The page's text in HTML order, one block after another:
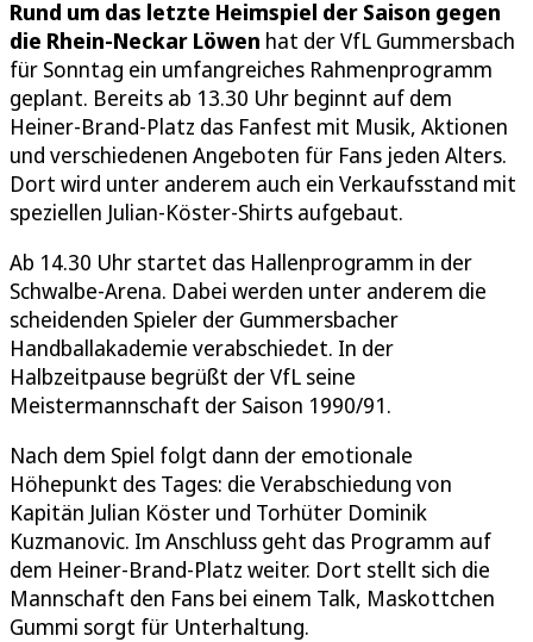
Rund um das letzte Heimspiel der Saison gegen
die Rhein-Neckar Löwen hat der VfL Gummersbach
für Sonntag ein umfangreiches Rahmenprogramm
geplant. Bereits ab 13.30 Uhr beginnt auf dem
Heiner-Brand-Platz das Fanfest mit Musik, Aktionen
und verschiedenen Angeboten für Fans jeden Alters.
Dort wird unter anderem auch ein Verkaufsstand mit
speziellen Julian-Köster-Shirts aufgebaut.
Ab 14.30 Uhr startet das Hallenprogramm in der
Schwalbe-Arena. Dabei werden unter anderem die
scheidenden Spieler der Gummersbacher
Handballakademie verabschiedet. In der
Halbzeitpause begrüßt der VfL seine
Meistermannschaft der Saison 1990/91.
Nach dem Spiel folgt dann der emotionale
Höhepunkt des Tages: die Verabschiedung von
Kapitän Julian Köster und Torhüter Dominik
Kuzmanovic. Im Anschluss geht das Programm auf
dem Heiner-Brand-Platz weiter. Dort stellt sich die
Mannschaft den Fans bei einem Talk, Maskottchen
Gummi sorgt für Unterhaltung.